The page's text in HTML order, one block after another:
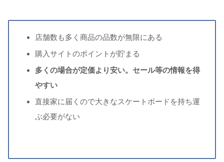
店舗数も多く商品の品数が無限にある
購入サイトのポイントが貯まる
多くの場合が定価より安い。セール等の情報を得
やすい
直接家に届くので大きなスケートボードを持ち運
ぶ必要がない